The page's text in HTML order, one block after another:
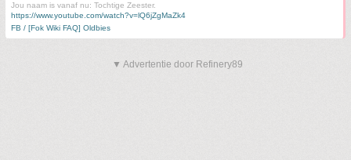
Jou naam is vanaf nu: Tochtige Zeester.
https://www.youtube.com/watch?v=lQ6jZgMaZk4
FB / [Fok Wiki FAQ] Oldbies
▼ Advertentie door Refinery89